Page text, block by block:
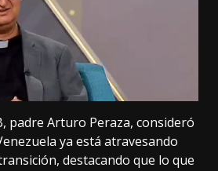
padre Arturo Peraza, consideró
ya está atravesando
destacando que lo que